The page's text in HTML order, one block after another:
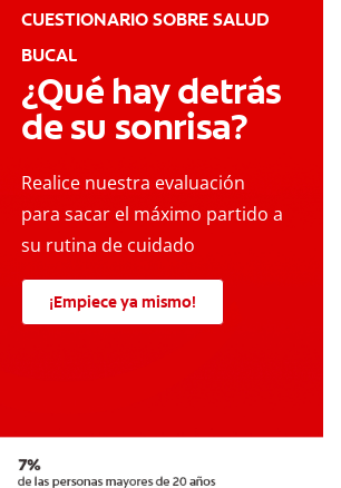
CUESTIONARIO SOBRE SALUD
BUCAL
¿Qué hay detrás
de su sonrisa?
Realice nuestra evaluación
para sacar el máximo partido a
su rutina de cuidado
¡Empiece ya mismo!